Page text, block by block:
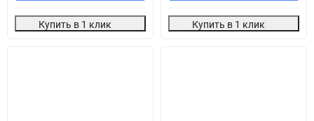
Купить в 1 клик Купить в 1 клик